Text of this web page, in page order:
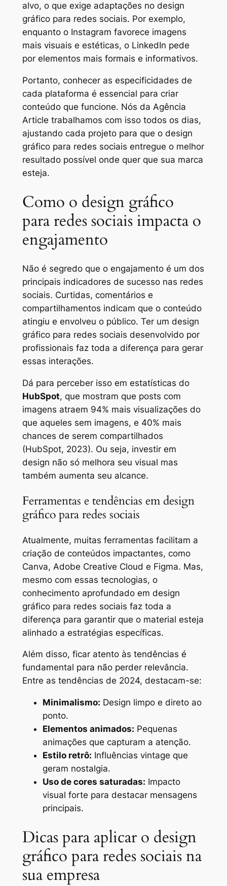
alvo, o que exige adaptações no design
gráfico para redes sociais. Por exemplo,
enquanto o Instagram favorece imagens
mais visuais e estéticas, o LinkedIn pede
por elementos mais formais e informativos.
Portanto, conhecer as especificidades de
cada plataforma é essencial para criar
conteúdo que funcione. Nós da Agência
Article trabalhamos com isso todos os dias,
ajustando cada projeto para que o design
gráfico para redes sociais entregue o melhor
resultado possível onde quer que sua marca
esteja.
Como o design gráfico
para redes sociais impacta o
engajamento
Não é segredo que o engajamento é um dos
principais indicadores de sucesso nas redes
sociais. Curtidas, comentários e
compartilhamentos indicam que o conteúdo
atingiu e envolveu o público. Ter um design
gráfico para redes sociais desenvolvido por
profissionais faz toda a diferença para gerar
essas interações.
Dá para perceber isso em estatísticas do
HubSpot, que mostram que posts com
imagens atraem 94% mais visualizações do
que aqueles sem imagens, e 40% mais
chances de serem compartilhados
(HubSpot, 2023). Ou seja, investir em
design não só melhora seu visual mas
também aumenta seu alcance.
Ferramentas e tendências em design
gráfico para redes sociais
Atualmente, muitas ferramentas facilitam a
criação de conteúdos impactantes, como
Canva, Adobe Creative Cloud e Figma. Mas,
mesmo com essas tecnologias, o
conhecimento aprofundado em design
gráfico para redes sociais faz toda a
diferença para garantir que o material esteja
alinhado a estratégias específicas.
Além disso, ficar atento às tendências é
fundamental para não perder relevância.
Entre as tendências de 2024, destacam-se:
Minimalismo: Design limpo e direto ao
ponto.
Elementos animados: Pequenas
animações que capturam a atenção.
Estilo retrô: Influências vintage que
geram nostalgia.
Uso de cores saturadas: Impacto
visual forte para destacar mensagens
principais.
Dicas para aplicar o design
gráfico para redes sociais na
sua empresa